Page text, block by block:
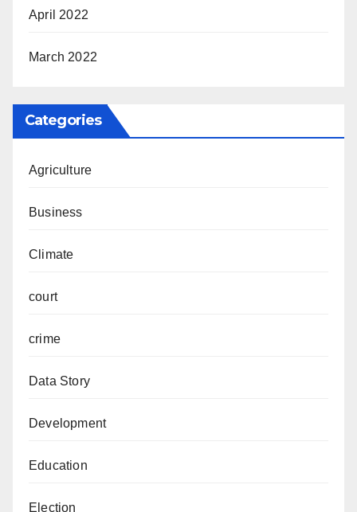
April 2022
March 2022
Categories
Agriculture
Business
Climate
court
crime
Data Story
Development
Education
Election